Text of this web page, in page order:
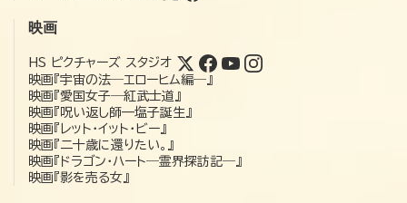
映画
HS ピクチャーズ スタジオ
映画『宇宙の法―エローヒム編―』
映画『愛国女子―紅武士道』
映画『呪い返し師—塩子誕生』
映画『レット・イット・ビー』
映画『二十歳に還りたい。』
映画『ドラゴン・ハート―霊界探訪記―』
映画『影を売る女』